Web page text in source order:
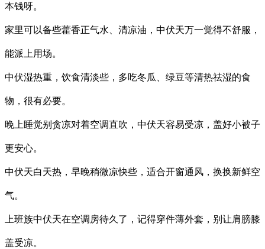
本钱呀。
家里可以备些藿香正气水、清凉油，中伏天万一觉得不舒服，
能派上用场。
中伏湿热重，饮食清淡些，多吃冬瓜、绿豆等清热祛湿的食
物，很有必要。
晚上睡觉别贪凉对着空调直吹，中伏天容易受凉，盖好小被子
更安心。
中伏天白天热，早晚稍微凉快些，适合开窗通风，换换新鲜空
气。
上班族中伏天在空调房待久了，记得穿件薄外套，别让肩膀膝
盖受凉。